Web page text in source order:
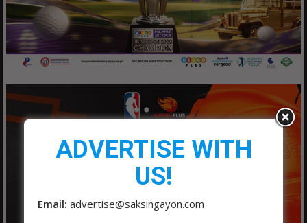
ADVERTISE WITH
US!
Email: advertise@saksingayon.com